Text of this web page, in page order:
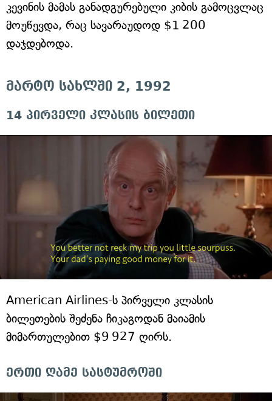
კევინის მამას განადგურებული კიბის გამოცვლაც
მოუწევდა, რაც სავარაუდოდ $1 200
დაჯდებოდა.
მარტო სახლში 2, 1992
14 პირველი კლასის ბილეთი
American Airlines-ს პირველი კლასის
ბილეთების შეძენა ჩიკაგოდან მაიამის
მიმართულებით $9 927 ღირს.
ერთი ღამე სასტუმროში